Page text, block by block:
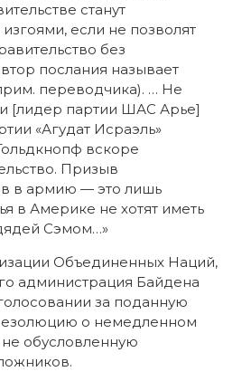
станут
если не позволят
без
послания называет
переводчика). … Не
[лидер партии ШАС Арье]
«Агудат Исраэль»
вскоре
Призыв
в армию — это лишь
в Америке не хотят иметь
Сэмом…»
Объединенных Наций,
администрация Байдена
за поданную
о немедленном
обусловленную